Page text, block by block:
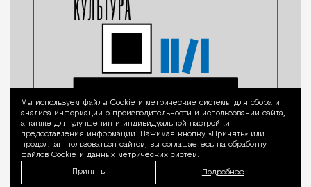
Уведомление
Мы используем файлы Сookie и метрические системы для сбора и
анализа информации о производительности и использовании сайта,
а также для улучшения и индивидуальной настройки
предоставления информации. Нажимая кнопку «Принять» или
продолжая пользоваться сайтом, вы соглашаетесь на обработку
файлов Cookie и данных метрических систем.
Принять Подробнее